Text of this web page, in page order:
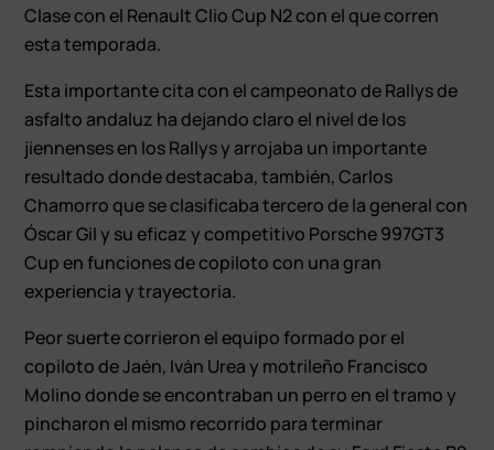
Clase con el Renault Clio Cup N2 con el que corren
esta temporada.
Esta importante cita con el campeonato de Rallys de
asfalto andaluz ha dejando claro el nivel de los
jiennenses en los Rallys y arrojaba un importante
resultado donde destacaba, también, Carlos
Chamorro que se clasificaba tercero de la general con
Óscar Gil y su eficaz y competitivo Porsche 997GT3
Cup en funciones de copiloto con una gran
experiencia y trayectoria.
Peor suerte corrieron el equipo formado por el
copiloto de Jaén, Iván Urea y motrileño Francisco
Molino donde se encontraban un perro en el tramo y
pincharon el mismo recorrido para terminar